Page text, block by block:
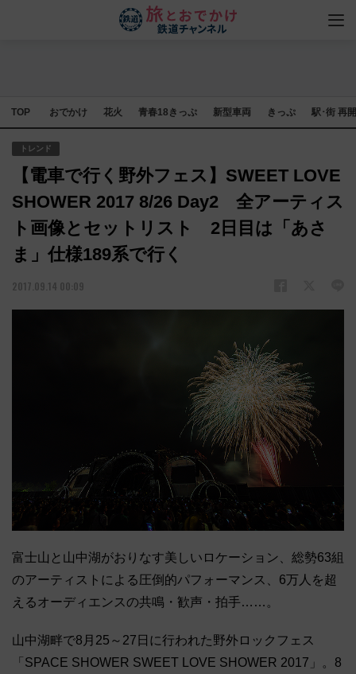
TOP おでかけ 花火 青春18きっぷ 新型車両 きっぷ 駅･街 再
トレンド
【電車で行く野外フェス】SWEET LOVE
SHOWER 2017 8/26 Day2 全アーティス
ト画像とセットリスト 2日目は「あさ
ま」仕様189系で行く
2017.09.14 00:09
富士山と山中湖がおりなす美しいロケーション、総勢63組
のアーティストによる圧倒的パフォーマンス、6万人を超
えるオーディエンスの共鳴・歓声・拍手……。
山中湖畔で8月25～27日に行われた野外ロックフェス
「SPACE SHOWER SWEET LOVE SHOWER 2017」。8